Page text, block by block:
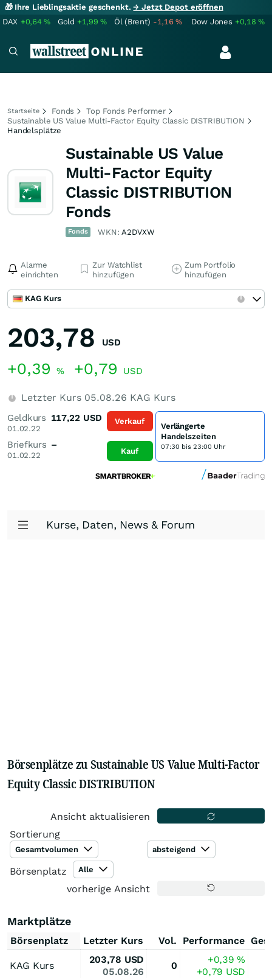
🎁 Ihre Lieblingsaktie geschenkt.→ Jetzt Depot eröffnen
DAX +0,64% Gold +1,99% Öl (Brent) -1,16% Dow Jones +0,18%
Startseite Fonds
Top Fonds Performer
Sustainable US Value Multi-Factor Equity Classic DISTRIBUTION
Handelsplätze
Sustainable US Value
Multi-Factor Equity
Classic DISTRIBUTION
Fonds
Fonds WKN:A2DVXW
Alarme
einrichten
Zur Watchlist
hinzufügen
Zum Portfolio
hinzufügen
KAG Kurs
203,78 USD
+0,39 % +0,79 USD
Letzter Kurs 05.08.26 KAG Kurs
Geldkurs
01.02.22
117,22 USD
Briefkurs
01.02.22
–
Verkauf
Kauf
Verlängerte
Handelszeiten
07:30 bis 23:00 Uhr
Kurse, Daten, News & Forum
Börsenplätze zu Sustainable US Value Multi-Factor
Equity Classic DISTRIBUTION
Ansicht aktualisieren
Sortierung
Gesamtvolumen absteigend
Börsenplatz Alle
vorherige Ansicht
Marktplätze
Börsenplatz Letzter Kurs Vol. Performance
KAG Kurs
203,78 USD
05.08.26
0
+0,39%
+0,79 USD